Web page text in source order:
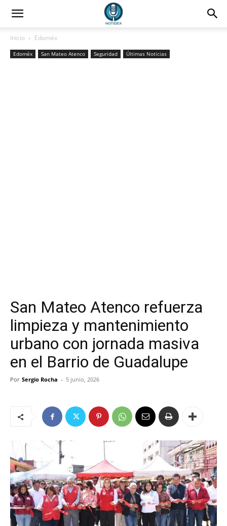
Inicio Edoméx
Edoméx San Mateo Atenco Seguridad Últimas Noticias
San Mateo Atenco refuerza
limpieza y mantenimiento
urbano con jornada masiva
en el Barrio de Guadalupe
Por Sergio Rocha - 5 junio, 2026